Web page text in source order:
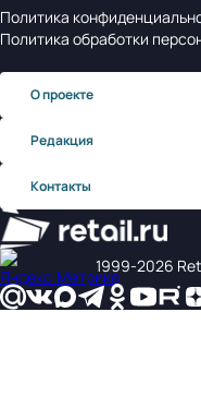
Политика
Политика обработки
О проекте
Редакция
Контакты
1999‑2026